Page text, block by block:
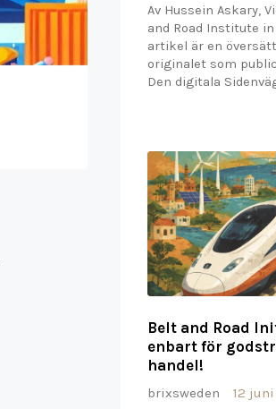
Av Hussein Askary,
and Road Institute
artikel är en
originalet som
Den digitala
Belt and Road
enbart för
handel!
brixsweden
12